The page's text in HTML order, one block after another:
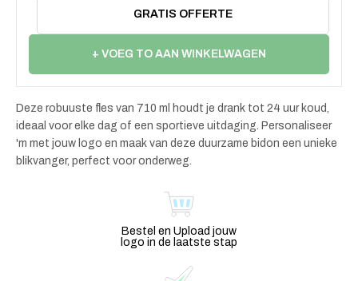
GRATIS OFFERTE
+ VOEG TO AAN WINKELWAGEN
Deze robuuste fles van 710 ml houdt je drank tot 24 uur koud,
ideaal voor elke dag of een sportieve uitdaging. Personaliseer
'm met jouw logo en maak van deze duurzame bidon een unieke
blikvanger, perfect voor onderweg.
Bestel en Upload jouw
logo in de laatste stap